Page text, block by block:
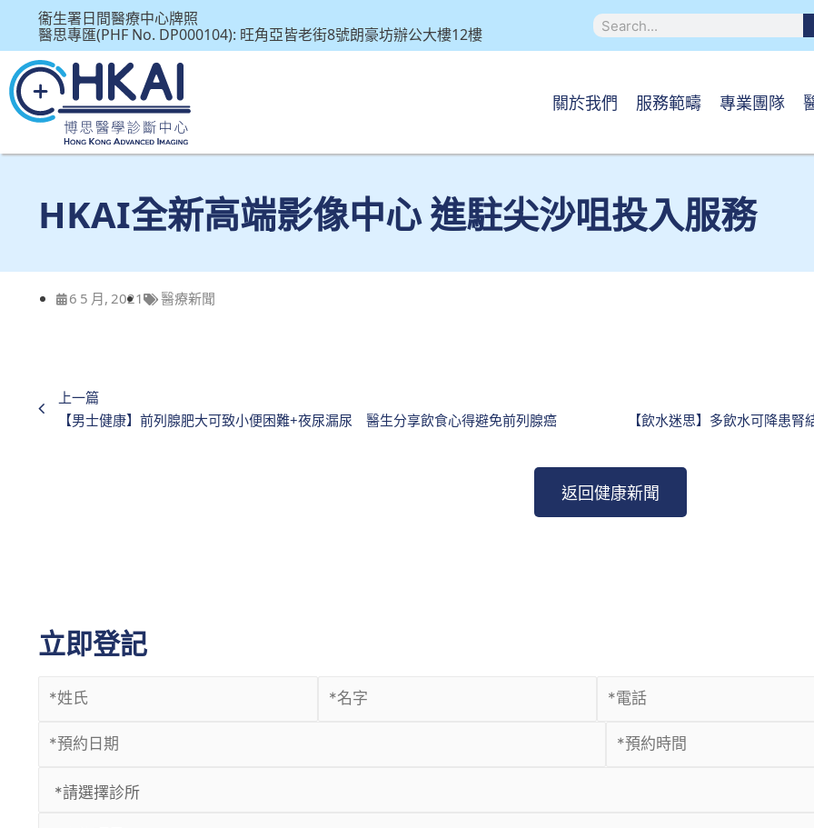
衞生署日間醫療中心牌照
醫思專匯(PHF No. DP000104): 旺角亞皆老街8號朗豪坊辦公大樓12樓
關於我們 服務範疇 專業團隊
HKAI全新高端影像中心 進駐尖沙咀投入服務
6 5 月, 2021 醫療新聞
上一篇
【男士健康】前列腺肥大可致小便困難+夜尿漏尿 醫生分享飲食心得避免前列腺癌
【飲水迷思】多飲水可降患
返回健康新聞
立即登記